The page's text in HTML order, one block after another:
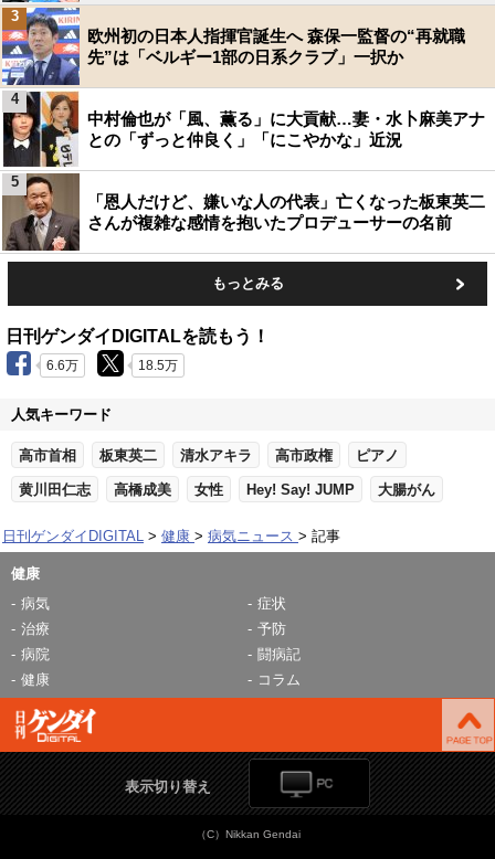
欧州初の日本人指揮官誕生へ 森保一監督の“再就職
先”は「ベルギー1部の日系クラブ」一択か
3
中村倫也が「風、薫る」に大貢献…妻・水卜麻美アナ
との「ずっと仲良く」「にこやかな」近況
4
「恩人だけど、嫌いな人の代表」亡くなった板東英二
さんが複雑な感情を抱いたプロデューサーの名前
5
もっとみる
日刊ゲンダイDIGITALを読もう！
6.6万 18.5万
人気キーワード
高市首相 板東英二 清水アキラ 高市政権 ピアノ
黄川田仁志 高橋成美 女性 Hey! Say! JUMP 大腸がん
日刊ゲンダイDIGITAL 健康 病気ニュース 記事
健康
病気
症状
治療
予防
病院
闘病記
健康
コラム
表示切り替え
（C）Nikkan Gendai